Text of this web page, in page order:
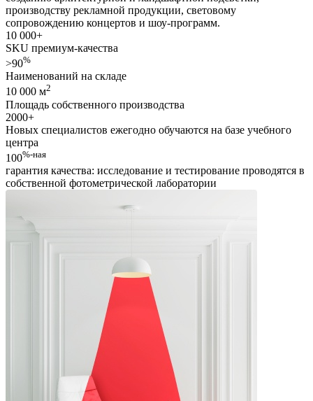
производству рекламной продукции, световому
сопровождению концертов и шоу-программ.
10 000+
SKU премиум-качества
>90%
Наименований на складе
10 000 м2
Площадь собственного производства
2000+
Новых специалистов ежегодно обучаются на базе учебного
центра
100%-ная
гарантия качества: исследование и тестирование проводятся в
собственной фотометрической лаборатории